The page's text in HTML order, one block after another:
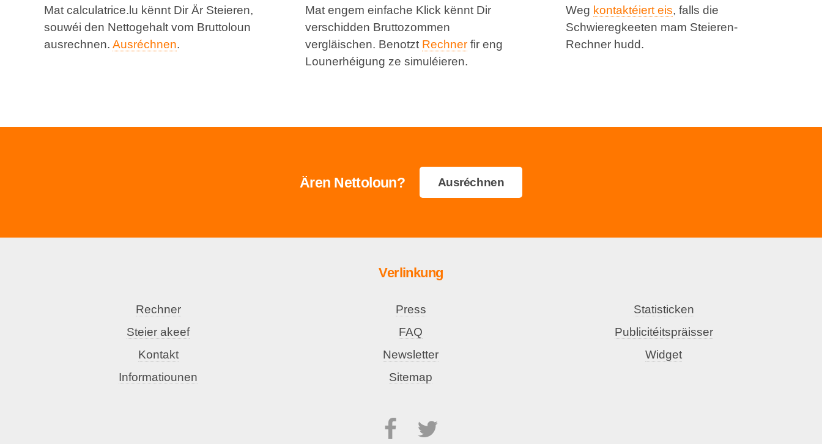
Mat calculatrice.lu kënnt Dir Är Steieren,
souwéi den Nettogehalt vom Bruttoloun
ausrechnen. Ausréchnen.
Mat engem einfache Klick kënnt Dir
verschidden Bruttozommen
vergläischen. Benotzt Rechnerfir eng
Lounerhéigung ze simuléieren.
Weg kontaktéiert eis, falls die
Schwieregkeeten mam Steieren-
Rechner hudd.
Ären Nettoloun? Ausréchnen
Verlinkung
Rechner
Steier akeef
Kontakt
Informatiounen
Press
FAQ
Newsletter
Sitemap
Statisticken
Publicitéitspräisser
Widget